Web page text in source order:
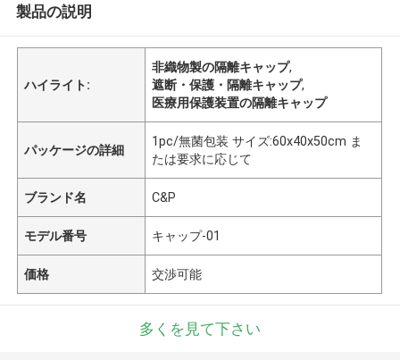
製品の説明
ハイライト:
非織物製の隔離キャップ,
遮断・保護・隔離キャップ,
医療用保護装置の隔離キャップ
パッケージの詳細
1pc/無菌包装 サイズ:60x40x50cm ま
たは要求に応じて
ブランド名 C&P
モデル番号 キャップ-01
価格 交渉可能
多くを見て下さい